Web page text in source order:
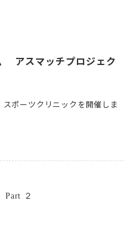
アスマッチプロジェク
ポーツクリニックを開催しま